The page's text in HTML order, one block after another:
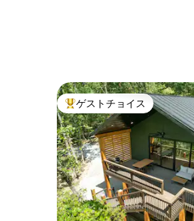
大好評のゲストチョイスで
ゲストチョイス